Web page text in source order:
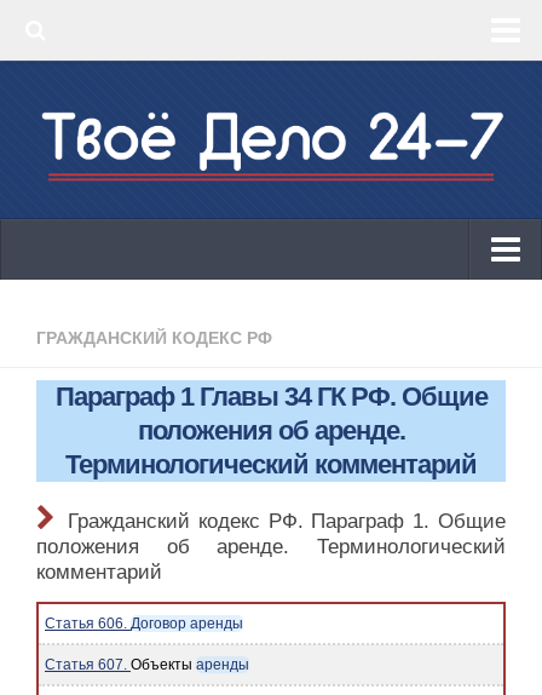
‣ КБК 2019
КБК 2019
ОКВЭД 2019
Онлайн-кассы 2019: 54-ФЗ!
Законодательство
ГРАЖДАНСКИЙ КОДЕКС РФ
Параграф 1 Главы 34 ГК РФ. Общие
положения об аренде.
Терминологический комментарий
Гражданский кодекс РФ. Параграф 1. Общие
положения об аренде. Терминологический
комментарий
Статья 606. Договор аренды
Статья 607. Объекты аренды